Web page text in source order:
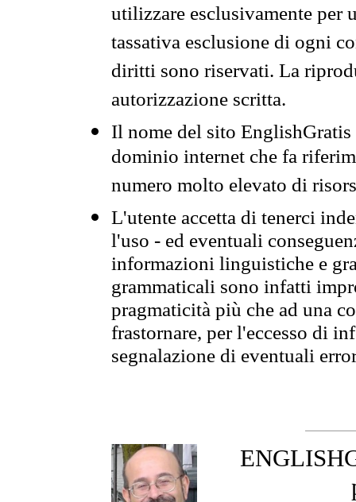
utilizzare esclusivamente per
tassativa esclusione di ogni
diritti sono riservati. La
autorizzazione scritta.
Il nome del sito
dominio internet che fa
numero molto elevato di
L'utente accetta di tenerci
l'uso - ed eventuali
informazioni linguistiche e
grammaticali sono infatti
pragmaticità più che ad una
frastornare, per l'eccesso di
segnalazione di eventuali